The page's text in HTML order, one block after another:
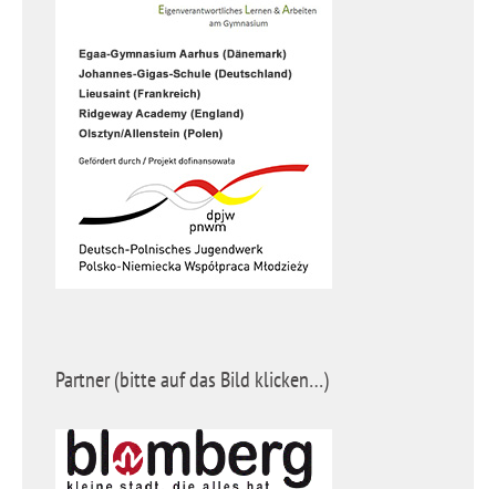
Partner (bitte auf das Bild klicken…)